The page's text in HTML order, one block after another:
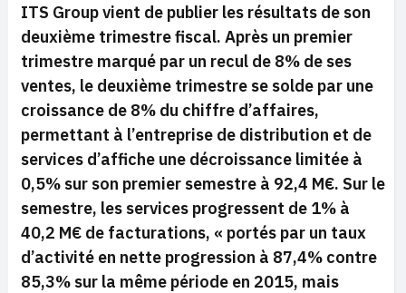
ITS Group vient de publier les résultats de son
deuxième trimestre fiscal. Après un premier
trimestre marqué par un recul de 8% de ses
ventes, le deuxième trimestre se solde par une
croissance de 8% du chiffre d’affaires,
permettant à l’entreprise de distribution et de
services d’affiche une décroissance limitée à
0,5% sur son premier semestre à 92,4 M€. Sur le
semestre, les services progressent de 1% à
40,2 M€ de facturations, « portés par un taux
d’activité en nette progression à 87,4% contre
85,3% sur la même période en 2015, mais